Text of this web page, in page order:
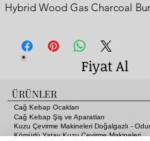
Hybrid Wood Gas Charcoal
Yeni Nesil Gazlı Lav Tasli
- Gazlı lav taşlı veya isteğe
şekilde de kullanılabilmektedir.
- Daha yumuşak sulu közde
- Otomatik dönüş sistemi
- 3 Gözlü (radyanlı ocaklarda 5
değerdir)
Fiyat
ÜRÜNLER
Cağ Kebap Ocakları
Cağ Kebap Şiş ve Aparatları
Kuzu Çevirme Makineleri Doğalgazlı -
Kömürlü Yatay Kuzu Çevirme Makineleri